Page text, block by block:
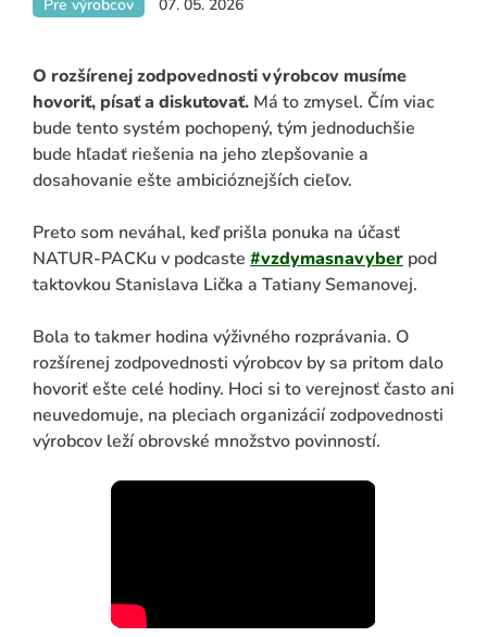
Pre výrobcov 07. 05. 2026
O rozšírenej zodpovednosti výrobcov musíme
hovoriť, písať a diskutovať. Má to zmysel. Čím viac
bude tento systém pochopený, tým jednoduchšie
bude hľadať riešenia na jeho zlepšovanie a
dosahovanie ešte ambicióznejších cieľov.
Preto som neváhal, keď prišla ponuka na účasť
NATUR-PACKu v podcaste #vzdymasnavyber pod
taktovkou Stanislava Lička a Tatiany Semanovej.
Bola to takmer hodina výživného rozprávania. O
rozšírenej zodpovednosti výrobcov by sa pritom dalo
hovoriť ešte celé hodiny. Hoci si to verejnosť často ani
neuvedomuje, na pleciach organizácií zodpovednosti
výrobcov leží obrovské množstvo povinností.